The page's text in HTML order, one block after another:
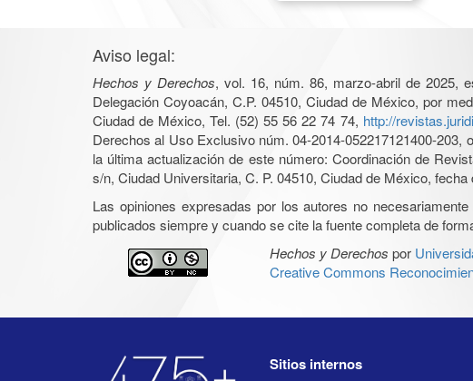
Aviso legal:
Hechos y Derechos, vol. 16, núm. 86, marzo-abril de 2025,
Delegación Coyoacán, C.P. 04510, Ciudad de México, por
Ciudad de México, Tel. (52) 55 56 22 74 74, http://
Derechos al Uso Exclusivo núm. 04-2014-052217121400-
la última actualización de este número: Coordinación de
s/n, Ciudad Universitaria, C. P. 04510, Ciudad de México,
Las opiniones expresadas por los autores no
publicados siempre y cuando se cite la fuente completa de
Hechos y Derechos por
Creative Commons
Sitios internos